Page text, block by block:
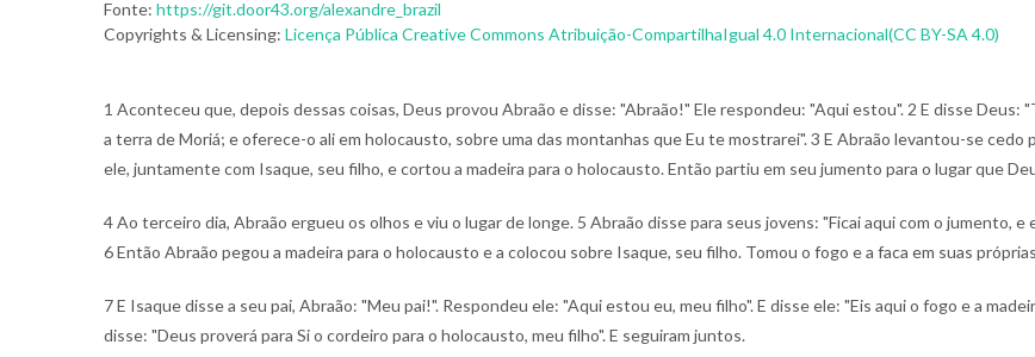
Fonte: https://git.door43.org/alexandre_brazil
Copyrights & Licensing: Licença Pública Creative Commons Atribuição-CompartilhaIgual 4.0 Internacional(CC BY-SA 4.0)
1 Aconteceu que, depois dessas coisas, Deus provou Abraão e disse: "Abraão!" Ele respondeu: "Aqui estou". 2 E disse Deus:
a terra de Moriá; e oferece-o ali em holocausto, sobre uma das montanhas que Eu te mostrarei".3 E Abraão levantou-se cedo
ele, juntamente com Isaque, seu filho, e cortou a madeira para o holocausto. Então partiu em seu jumento para o lugar que
4 Ao terceiro dia, Abraão ergueu os olhos e viu o lugar de longe. 5 Abraão disse para seus jovens: "Ficai aqui com o jumento,
6 Então Abraão pegou a madeira para o holocausto e a colocou sobre Isaque, seu filho. Tomou o fogo e a faca em suas
7 E Isaque disse a seu pai, Abraão: "Meu pai!". Respondeu ele: "Aqui estou eu, meu filho". E disse ele: "Eis aqui o fogo e a
disse: "Deus proverá para Si o cordeiro para o holocausto, meu filho". E seguiram juntos.